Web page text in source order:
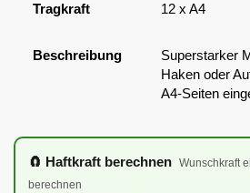
Tragkraft 12 x A4
Beschreibung
Superstarker
Haken oder
A4-Seiten
🧲 Haftkraft berechnen Wunschkraft
berechnen